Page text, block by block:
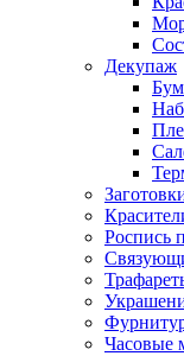
Декупаж
Роспись
Часовые